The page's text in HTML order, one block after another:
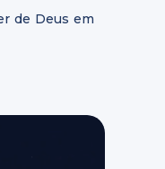
de Deus em